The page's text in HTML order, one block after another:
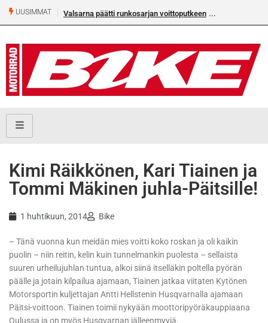
UUSIMMAT Valsarna päätti runkosarjan voittoputkeen
Kimi Räikkönen, Kari Tiainen ja
Tommi Mäkinen juhla-Päitsille!
1 huhtikuun, 2014 Bike
– Tänä vuonna kun meidän mies voitti koko roskan ja oli kaikin
puolin – niin reitin, kelin kuin tunnelmankin puolesta – sellaista
suuren urheilujuhlan tuntua, alkoi siinä itselläkin poltella pyörän
päälle ja jotain kilpailua ajamaan, Tiainen jatkaa viitaten Kytönen
Motorsportin kuljettajan Antti Hellstenin Husqvarnalla ajamaan
Päitsi-voittoon. Tiainen toimii nykyään moottoripyöräkauppiaana
Oulussa ja on myös Husqvarnan jälleenmyyjä.